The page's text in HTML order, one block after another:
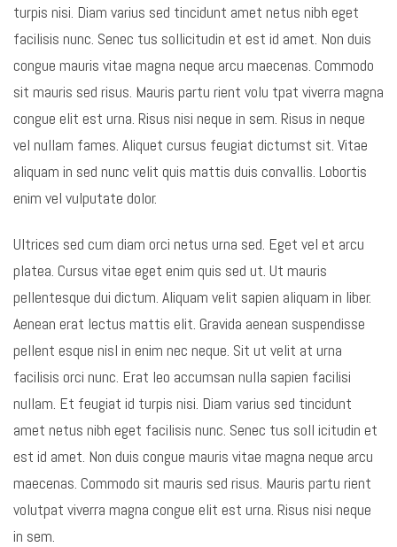
turpis nisi. Diam varius sed tincidunt amet netus nibh eget
facilisis nunc. Senec tus sollicitudin et est id amet. Non duis
congue mauris vitae magna neque arcu maecenas. Commodo
sit mauris sed risus. Mauris partu rient volu tpat viverra magna
congue elit est urna. Risus nisi neque in sem. Risus in neque
vel nullam fames. Aliquet cursus feugiat dictumst sit. Vitae
aliquam in sed nunc velit quis mattis duis convallis. Lobortis
enim vel vulputate dolor.
Ultrices sed cum diam orci netus urna sed. Eget vel et arcu
platea. Cursus vitae eget enim quis sed ut. Ut mauris
pellentesque dui dictum. Aliquam velit sapien aliquam in liber.
Aenean erat lectus mattis elit. Gravida aenean suspendisse
pellent esque nisl in enim nec neque. Sit ut velit at urna
facilisis orci nunc. Erat leo accumsan nulla sapien facilisi
nullam. Et feugiat id turpis nisi. Diam varius sed tincidunt
amet netus nibh eget facilisis nunc. Senec tus soll icitudin et
est id amet. Non duis congue mauris vitae magna neque arcu
maecenas. Commodo sit mauris sed risus. Mauris partu rient
volutpat viverra magna congue elit est urna. Risus nisi neque
in sem.